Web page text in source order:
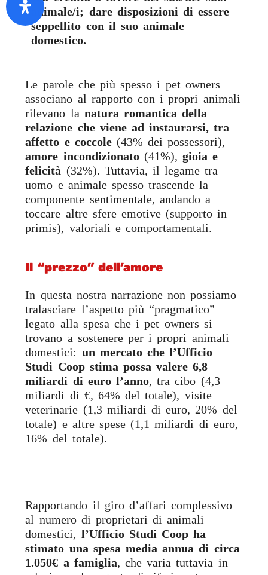
animale/i; dare disposizioni di essere
seppellito con il suo animale
domestico.
Le parole che più spesso i pet owners
associano al rapporto con i propri animali
rilevano la natura romantica della
relazione che viene ad instaurarsi, tra
affetto e coccole(43% dei possessori),
amore incondizionato(41%),gioia e
felicità (32%). Tuttavia, il legame tra
uomo e animale spesso trascende la
componente sentimentale, andando a
toccare altre sfere emotive (supporto in
primis), valoriali e comportamentali.
Il “prezzo” dell’amore
In questa nostra narrazione non possiamo
tralasciare l’aspetto più “pragmatico”
legato alla spesa che i pet owners si
trovano a sostenere per i propri animali
domestici: un mercato che l’Ufficio
Studi Coop stima possa valere 6,8
miliardi di euro l’anno, tra cibo (4,3
miliardi di €, 64% del totale), visite
veterinarie (1,3 miliardi di euro, 20% del
totale) e altre spese (1,1 miliardi di euro,
16% del totale).
Rapportando il giro d’affari complessivo
al numero di proprietari di animali
domestici, l’Ufficio Studi Coop ha
stimato una spesa media annua di circa
1.050€ a famiglia, che varia tuttavia in